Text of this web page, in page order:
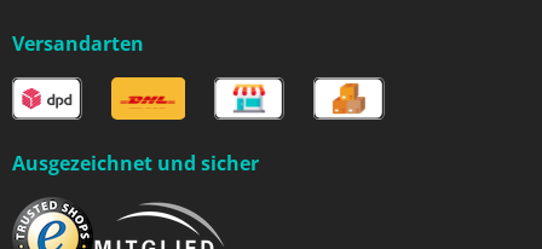
Versandarten
Ausgezeichnet und sicher